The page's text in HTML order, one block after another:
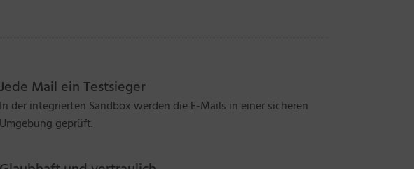
Jede Mail ein Testsieger
In der integrierten Sandbox werden die E-Mails in einer sicheren
Umgebung geprüft.